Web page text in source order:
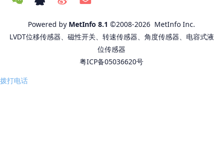
Powered by MetInfo 8.1 ©2008-2026 MetInfo Inc.
LVDT位移传感器、磁性开关、转速传感器、角度传感器、电容式液
位传感器
粤ICP备05036620号
拨打电话